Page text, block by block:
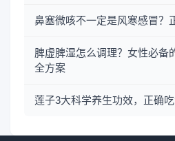
鼻塞微咳不一定是风寒感冒？
脾虚脾湿怎么调理？女性必备
全方案
莲子3大科学养生功效，正确吃